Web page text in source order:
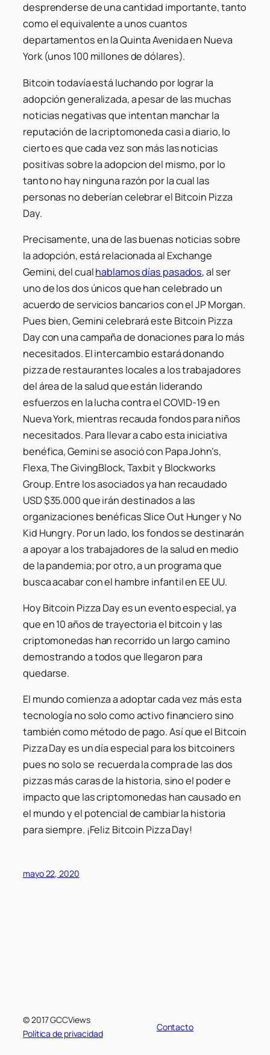
desprenderse de una cantidad importante, tanto
como el equivalente a unos cuantos
departamentos en la Quinta Avenida en Nueva
York (unos 100 millones de dólares).
Bitcoin todavía está luchando por lograr la
adopción generalizada, a pesar de las muchas
noticias negativas que intentan manchar la
reputación de la criptomoneda casi a diario, lo
cierto es que cada vez son más las noticias
positivas sobre la adopcion del mismo, por lo
tanto no hay ninguna razón por la cual las
personas no deberían celebrar el Bitcoin Pizza
Day.
Precisamente, una de las buenas noticias sobre
la adopción, está relacionada al Exchange
Gemini, del cualhablamos días pasados, al ser
uno de los dos únicos que han celebrado un
acuerdo de servicios bancarios con el JP Morgan.
Pues bien,Geminicelebrará este Bitcoin Pizza
Daycon una campaña de donaciones para lo más
necesitados. El intercambio estará donando
pizza de restaurantes locales a los trabajadores
del área de la salud que están liderando
esfuerzos en la lucha contra el COVID-19 en
Nueva York, mientras recauda fondos para niños
necesitados. Para llevar a cabo esta iniciativa
benéfica,Geminise asoció con Papa John’s,
Flexa, The GivingBlock, TaxbityBlockworks
Group. Entre los asociados ya han recaudado
USD $35.000 que irán destinados a las
organizaciones benéficasSlice Out HungeryNo
Kid Hungry. Por un lado, los fondos se destinarán
a apoyar a los trabajadores de la salud en medio
de la pandemia; por otro, a un programa que
busca acabar con el hambre infantil en EE UU.
Hoy Bitcoin Pizza Day es un evento especial, ya
que en 10 años de trayectoria el bitcoin y las
criptomonedas han recorrido un largo camino
demostrando a todos que llegaron para
quedarse.
El mundo comienza a adoptar cada vez más esta
tecnología no solo como activo financiero sino
también como método de pago. Así que el Bitcoin
Pizza Day es un día especial para los bitcoiners
pues no solo se recuerda la compra de las dos
pizzas más caras de la historia, sino el poder e
impacto que las criptomonedas han causado en
el mundo y el potencial de cambiar la historia
para siempre. ¡Feliz Bitcoin Pizza Day!
mayo 22, 2020
© 2017 GCCViews
Política de privacidad
Contacto